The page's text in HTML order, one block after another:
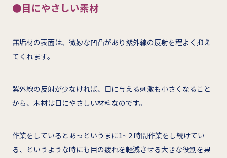
●目にやさしい素材
無垢材の表面は、微妙な凹凸があり紫外線の反射を程よく抑え
てくれます。
紫外線の反射が少なければ、目に与える刺激も小さくなること
から、木材は目にやさしい材料なのです。
作業をしているとあっというまに1~２時間作業をし続けてい
る、というような時にも目の疲れを軽減させる大きな役割を果